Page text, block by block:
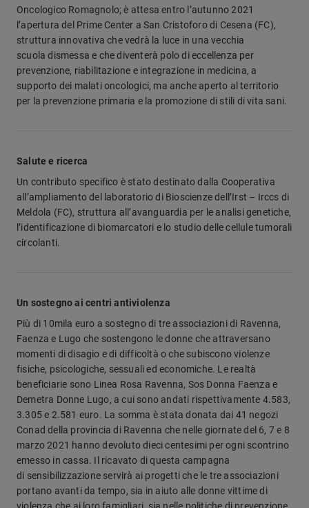
Oncologico Romagnolo; è attesa entro l’autunno 2021
l’apertura del Prime Center a San Cristoforo di Cesena (FC),
struttura innovativa che vedrà la luce in una vecchia
scuola dismessa e che diventerà polo di eccellenza per
prevenzione, riabilitazione e integrazione in medicina, a
supporto dei malati oncologici, ma anche aperto al territorio
per la prevenzione primaria e la promozione di stili di vita sani.
Salute e ricerca
Un contributo specifico è stato destinato dalla Cooperativa
all’ampliamento del laboratorio di Bioscienze dell’Irst – Irccs di
Meldola (FC), struttura all’avanguardia per le analisi genetiche,
l’identificazione di biomarcatori e lo studio delle cellule tumorali
circolanti.
Un sostegno ai centri antiviolenza
Più di 10mila euro a sostegno di tre associazioni di Ravenna,
Faenza e Lugo che sostengono le donne che attraversano
momenti di disagio e di difficoltà o che subiscono violenze
fisiche, psicologiche, sessuali ed economiche. Le realtà
beneficiarie sono Linea Rosa Ravenna, Sos Donna Faenza e
Demetra Donne Lugo, a cui sono andati rispettivamente 4.583,
3.305 e 2.581 euro. La somma è stata donata dai 41 negozi
Conad della provincia di Ravenna che nelle giornate del 6, 7 e 8
marzo 2021 hanno devoluto dieci centesimi per ogni scontrino
emesso in cassa. Il ricavato di questa campagna
di sensibilizzazione servirà ai progetti che le tre associazioni
portano avanti da tempo, sia in aiuto alle donne vittime di